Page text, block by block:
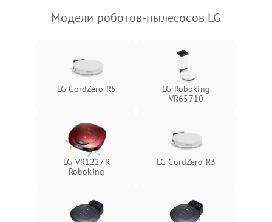
Модели роботов-пылесосов LG
LG CordZero R5
LG Roboking
VR65710
LG VR1227R
Roboking
LG CordZero R3